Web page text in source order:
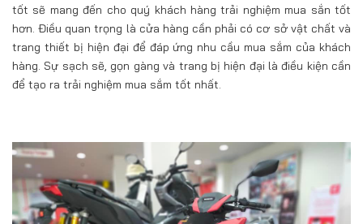
tốt sẽ mang đến cho quý khách hàng trải nghiệm mua sắn tốt
hơn. Điều quan trọng là cửa hàng cần phải có cơ sở vật chất và
trang thiết bị hiện đại để đáp ứng nhu cầu mua sắm của khách
hàng. Sự sạch sẽ, gọn gàng và trang bị hiện đại là điều kiện cần
để tạo ra trải nghiệm mua sắm tốt nhất.